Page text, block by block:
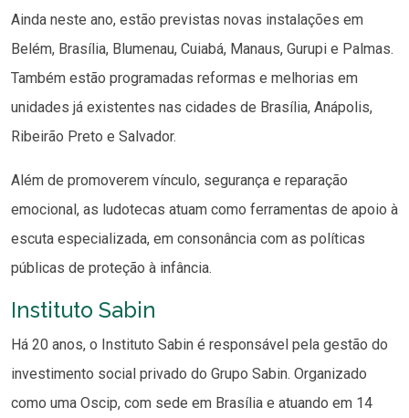
Ainda neste ano, estão previstas novas instalações em
Belém, Brasília, Blumenau, Cuiabá, Manaus, Gurupi e Palmas.
Também estão programadas reformas e melhorias em
unidades já existentes nas cidades de Brasília, Anápolis,
Ribeirão Preto e Salvador.
Além de promoverem vínculo, segurança e reparação
emocional, as ludotecas atuam como ferramentas de apoio à
escuta especializada, em consonância com as políticas
públicas de proteção à infância.
Instituto Sabin
Há 20 anos, o Instituto Sabin é responsável pela gestão do
investimento social privado do Grupo Sabin. Organizado
como uma Oscip, com sede em Brasília e atuando em 14